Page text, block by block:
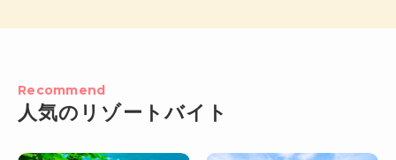
Recommend
人気のリゾートバイト